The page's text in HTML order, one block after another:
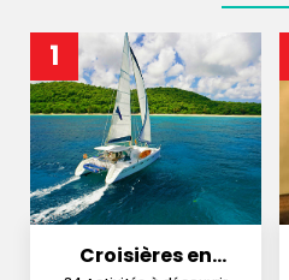
1
Croisières en